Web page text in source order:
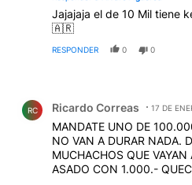
Jajajaja el de 10 Mil tiene
🇦🇷
RESPONDER 0 0
RC Ricardo Correas 17 DE
MANDATE UNO DE
NO VAN A DURAR NADA.
MUCHACHOS QUE
ASADO CON 1.000.-